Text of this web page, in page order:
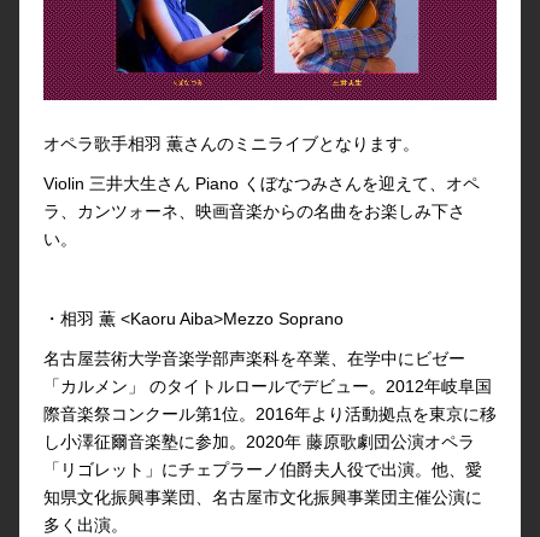
オペラ歌手相羽 薫さんのミニライブとなります。
Violin 三井大生さん Piano くぼなつみさんを迎えて、オペ
ラ、カンツォーネ、映画音楽からの名曲をお楽しみ下さ
い。
・相羽 薫 <Kaoru Aiba>Mezzo Soprano
名古屋芸術大学音楽学部声楽科を卒業、在学中にビゼー
「カルメン」 のタイトルロールでデビュー。2012年岐阜国
際音楽祭コンクール第1位。2016年より活動拠点を東京に移
し小澤征爾音楽塾に参加。2020年 藤原歌劇団公演オペラ
「リゴレット」にチェプラーノ伯爵夫人役で出演。他、愛
知県文化振興事業団、名古屋市文化振興事業団主催公演に
多く出演。